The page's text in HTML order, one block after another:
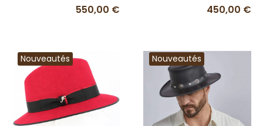
550,00 € 450,00 €
Nouveautés Nouveautés